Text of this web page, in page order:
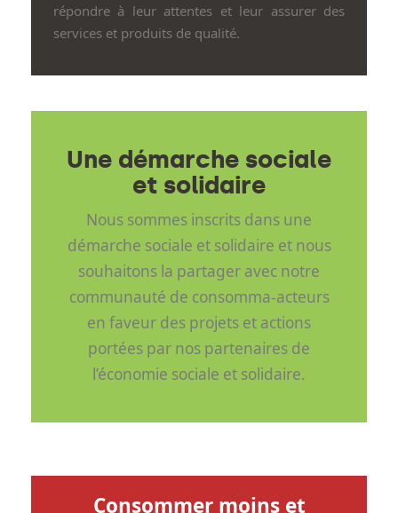
répondre à leur attentes et leur assurer des
services et produits de qualité.
Une démarche sociale
et solidaire
Nous sommes inscrits dans une
démarche sociale et solidaire et nous
souhaitons la partager avec notre
communauté de consomma-acteurs
en faveur des projets et actions
portées par nos partenaires de
l’économie sociale et solidaire.
Consommer moins et